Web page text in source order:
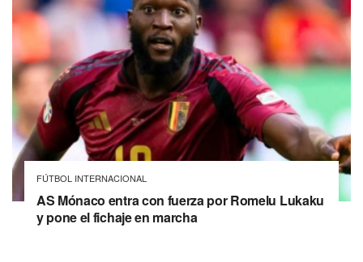
FÚTBOL INTERNACIONAL
AS Mónaco entra con fuerza por Romelu Lukaku
y pone el fichaje en marcha